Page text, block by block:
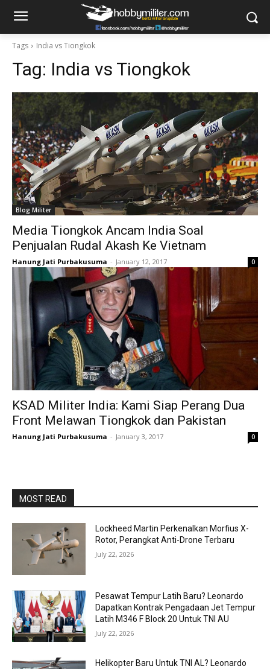
Tags India vs Tiongkok
Tag: India vs Tiongkok
Blog Militer
Media Tiongkok Ancam India Soal
Penjualan Rudal Akash Ke Vietnam
Hanung Jati Purbakusuma - January 12, 2017 0
KSAD Militer India: Kami Siap Perang Dua
Front Melawan Tiongkok dan Pakistan
Hanung Jati Purbakusuma - January 3, 2017 0
MOST READ
Lockheed Martin Perkenalkan Morfius X-
Rotor, Perangkat Anti-Drone Terbaru
July 22, 2026
Pesawat Tempur Latih Baru? Leonardo
Dapatkan Kontrak Pengadaan Jet Tempur
Latih M346 F Block 20 Untuk TNI AU
July 22, 2026
Helikopter Baru Untuk TNI AL? Leonardo